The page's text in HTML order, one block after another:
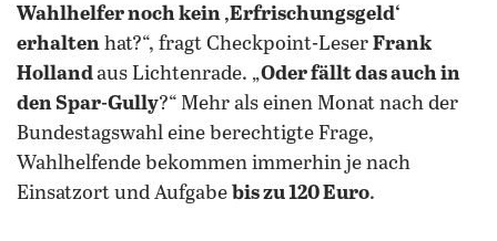
Wahlhelfer noch kein ‚Erfrischungsgeld‘
erhalten hat?“, fragt Checkpoint-Leser Frank
Hollandaus Lichtenrade. „Oder fällt das auch in
den Spar-Gully?“ Mehr als einen Monat nach der
Bundestagswahl eine berechtigte Frage,
Wahlhelfende bekommen immerhin je nach
Einsatzort und Aufgabe bis zu 120 Euro.